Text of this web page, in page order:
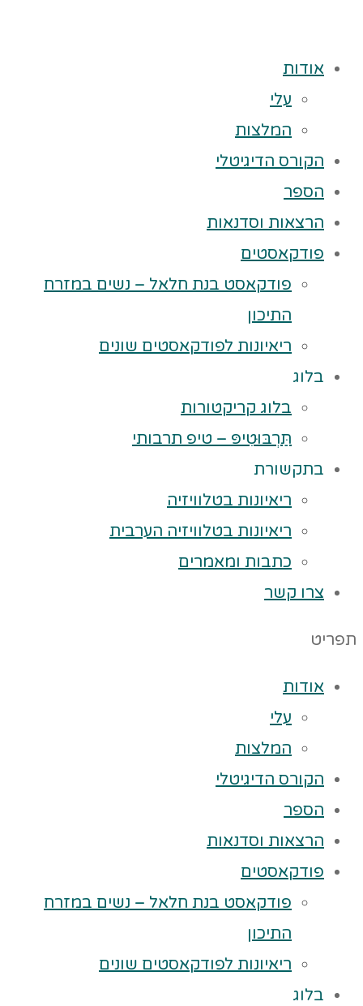
אודות
עלי
המלצות
הקורס הדיגיטלי
הספר
הרצאות וסדנאות
פודקאסטים
פודקאסט בנת חלאל – נשים במזרח
התיכון
ריאיונות לפודקאסטים שונים
בלוג
בלוג קריקטורות
תַּרְבּוּטִיפּ – טיפ תרבותי
בתקשורת
ריאיונות בטלוויזיה
ריאיונות בטלוויזיה הערבית
כתבות ומאמרים
צרו קשר
תפריט
אודות
עלי
המלצות
הקורס הדיגיטלי
הספר
הרצאות וסדנאות
פודקאסטים
פודקאסט בנת חלאל – נשים במזרח
התיכון
ריאיונות לפודקאסטים שונים
בלוג